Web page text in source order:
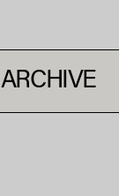
ARCHIVE